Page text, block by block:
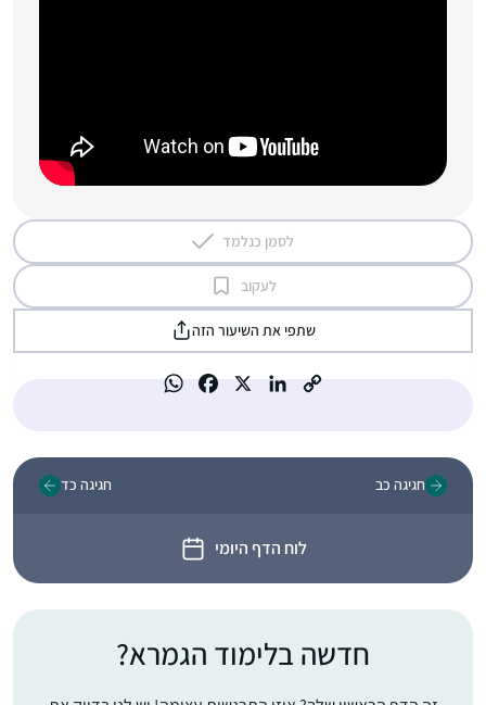
לסמן כנלמד
לעקוב
שתפי את השיעור הזה
חגיגה כב
לוח הדף היומי
חגיגה כד
חדשה בלימוד הגמרא?